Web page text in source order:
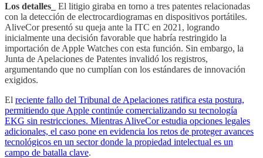
Los detalles_ El litigio giraba en torno a tres patentes relacionadas
con la detección de electrocardiogramas en dispositivos portátiles.
AliveCor presentó su queja ante la ITC en 2021, logrando
inicialmente una decisión favorable que habría restringido la
importación de Apple Watches con esta función. Sin embargo, la
Junta de Apelaciones de Patentes invalidó los registros,
argumentando que no cumplían con los estándares de innovación
exigidos.
El reciente fallo del Tribunal de Apelaciones ratifica esta postura,
permitiendo que Apple continúe comercializando su tecnología
EKG sin restricciones. Mientras AliveCor estudia opciones legales
adicionales, el caso pone en evidencia los retos de proteger avances
tecnológicos en un sector donde la propiedad intelectual es un
campo de batalla clave.